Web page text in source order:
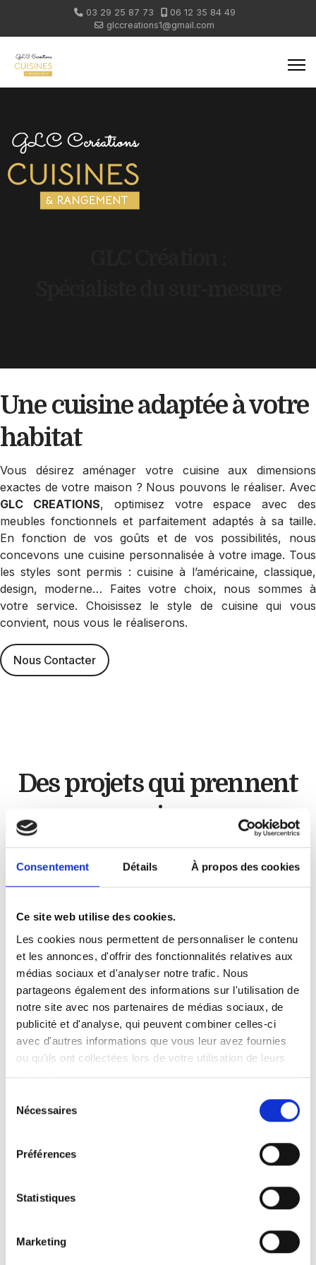
Consentement Détails À propos des cookies
Ce site web utilise des cookies.
Les cookies nous permettent de personnaliser le contenu
et les annonces, d'offrir des fonctionnalités relatives aux
médias sociaux et d'analyser notre trafic. Nous
partageons également des informations sur l'utilisation de
notre site avec nos partenaires de médias sociaux, de
publicité et d'analyse, qui peuvent combiner celles-ci
avec d'autres informations que vous leur avez fournies
ou qu'ils ont collectées lors de votre utilisation de leurs
services.
Nécessaires
Préférences
Statistiques
Marketing
03 29 25 87 73
06 12 35 84 49
glccreations1@gmail.com
Une cuisine adaptéeà votre
habitat
Vous désirez aménager votre cuisine aux dimensions
exactes de votre maison ? Nous pouvons le réaliser. Avec
GLC CREATIONS, optimisez votre espace avec des
meubles fonctionnels et parfaitement adaptés à sa taille.
En fonction de vos goûts et de vos possibilités, nous
concevons une cuisine personnalisée à votre image. Tous
les styles sont permis : cuisine à l’américaine, classique,
design, moderne… Faites votre choix, nous sommes à
votre service. Choisissez le style de cuisine qui vous
convient, nous vous le réaliserons.
Nous Contacter
Des projets quiprennent
vie
ChezGLC Créations, chaque projet est unique.
À travers nos réalisations, nous mettons en
avant notre savoir-faire, notre exigence du détail
et notre passion pour les aménagements
intérieurs bien pensés.
De la cuisine moderne à la cuisine plus
traditionnelle, nous concevons et installons des
matériaux, finitions soignées : chaque réalisation
est pensée pour allier esthétique et fonctionnalité.